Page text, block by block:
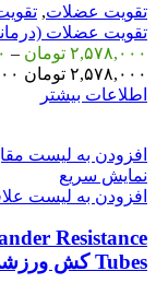
تقویت عضلات,
تقویت عضلات
۲,۵۷۸,۰۰۰ تومان –
۲,۵۷۸,۰۰۰ تومان through ۳,۲۰۰,۰۰۰ تومان
اطلاعات بیشتر
افزودن به لیست
نمایش سریع
افزودن به لیست
Resistance
Tubes کش ورزشی سه رشته 3-319TR تایوان